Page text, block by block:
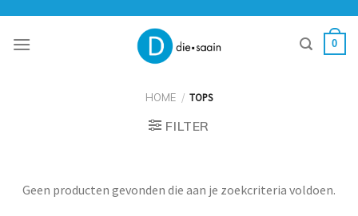
content
0
HOME / TOPS
FILTER
Geen producten gevonden die aan je zoekcriteria voldoen.